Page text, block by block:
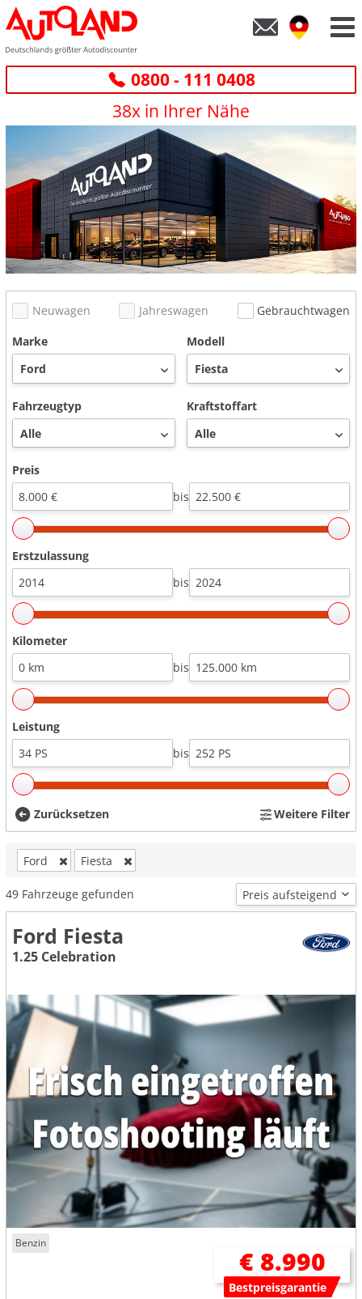
0800 - 111 0408
38x in Ihrer Nähe
Neuwagen Jahreswagen
Gebrauchtwagen
Marke
Modell
Fahrzeugtyp Kraftstoffart
Preis
bis
Erstzulassung
bis
Kilometer
bis
Leistung
bis
Zurücksetzen Weitere Filter
Ford Fiesta
49 Fahrzeuge gefunden
Ford Fiesta
1.25 Celebration
Benzin
€ 8.990
Bestpreisgarantie